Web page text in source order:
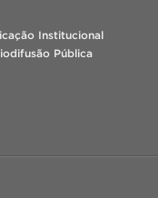
Institucional
Pública